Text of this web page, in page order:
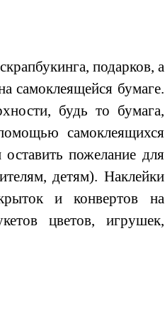
подарков, а
самоклеящейся бумаге.
будь то бумага,
самоклеящихся
пожелание для
детям). Наклейки
и конвертов на
цветов, игрушек,